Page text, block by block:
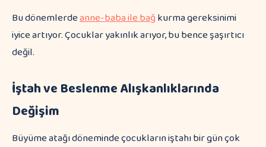
Bu dönemlerdeanne-baba ile bağkurma gereksinimi
iyice artıyor. Çocuklar yakınlık arıyor, bu bence şaşırtıcı
değil.
İştah ve Beslenme Alışkanlıklarında
Değişim
Büyüme atağı döneminde çocukların iştahı bir gün çok